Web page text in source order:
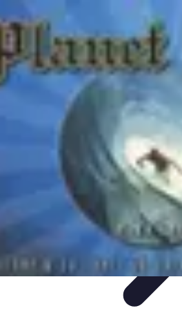
Guides de Voyage
Exotiques
ActivitésTendancesComparatifs
Destination Exotique